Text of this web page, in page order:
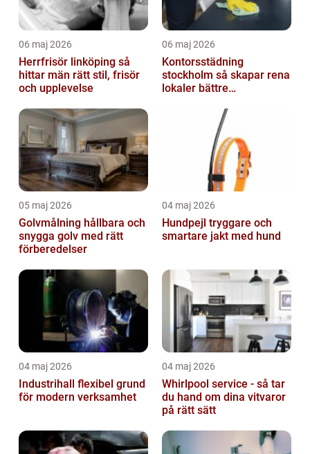
06 maj 2026
Herrfrisör linköping så
hittar män rätt stil, frisör
och upplevelse
06 maj 2026
Kontorsstädning
stockholm så skapar rena
lokaler bättre
05 maj 2026
Golvmålning hållbara och
snygga golv med rätt
förberedelser
04 maj 2026
Hundpejl tryggare och
smartare jakt med hund
04 maj 2026
Industrihall flexibel grund
för modern verksamhet
04 maj 2026
Whirlpool service - så tar
du hand om dina vitvaror
på rätt sätt